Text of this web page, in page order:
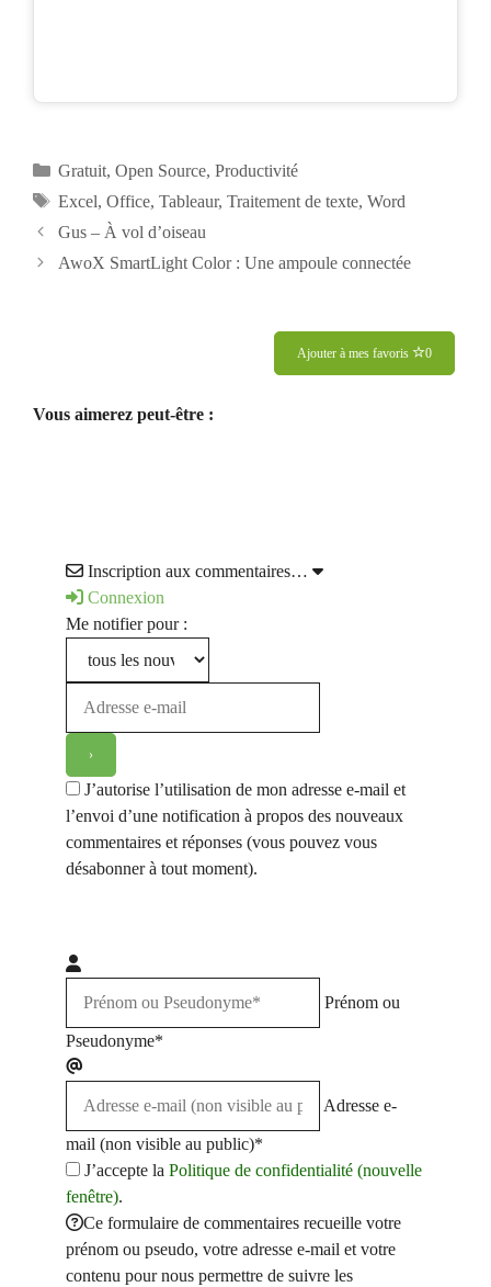
Catégories
Gratuit, Open Source, Productivité
Étiquettes
Excel, Office, Tableaur, Traitement de texte, Word
Gus – À vol d’oiseau
AwoX SmartLight Color : Une ampoule connectée
Ajouter à mes favoris 0
Vous aimerez peut-être :
Inscription aux commentaires…
Connexion
Me notifier pour :
J’autorise l’utilisation de mon adresse e-mail et
l’envoi d’une notification à propos des nouveaux
commentaires et réponses (vous pouvez vous
désabonner à tout moment).
Prénom ou
Pseudonyme*
Adresse e-
mail (non visible au public)*
J’accepte la Politique de confidentialité (nouvelle
fenêtre).
Ce formulaire de commentaires recueille votre
prénom ou pseudo, votre adresse e-mail et votre
contenu pour nous permettre de suivre les